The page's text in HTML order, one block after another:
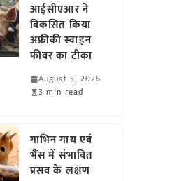
आईसीएआर ने
विकसित किया
अफ्रीकी स्वाइन
फीवर का टीका
August 5, 2026
3 min read
गाभिन गाय एवं
भैंस में संभावित
प्रसव के लक्षण